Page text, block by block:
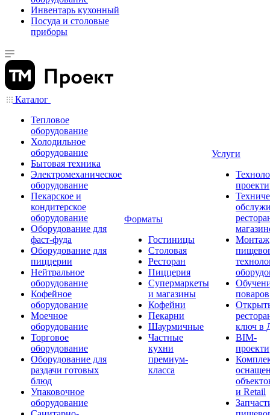
Инвентарь кухонный
Посуда и столовые
приборы
Каталог
Тепловое
оборудование
Холодильное
оборудование
Бытовая техника
Электромеханическое
оборудование
Пекарское и
кондитерское
оборудование
Оборудование для
фаст-фуда
Оборудование для
пиццерии
Нейтральное
оборудование
Кофейное
оборудование
Моечное
оборудование
Торговое
оборудование
Оборудование для
раздачи готовых
блюд
Упаковочное
оборудование
Форматы
Гостиницы
Столовая
Ресторан
Пиццерия
Супермаркеты
и магазины
Кофейни
Пекарни
Шаурмичные
Частные
кухни
премиум-
класса
Услуги
Монтаж
поваров
ключ в
BIM-
и Retail